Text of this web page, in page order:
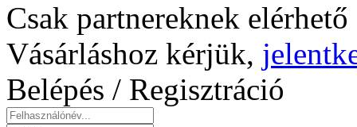
Csak partnereknek
Vásárláshoz kérjük,
Belépés / Regisztráció